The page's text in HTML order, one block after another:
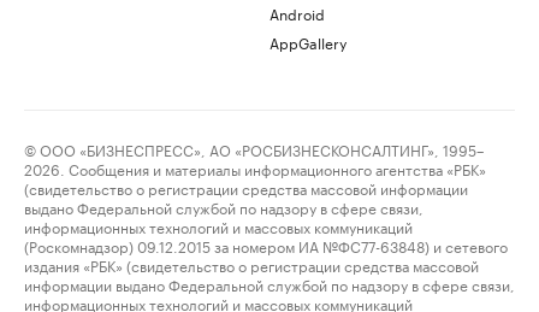
Android
AppGallery
© ООО «БИЗНЕСПРЕСС», АО «РОСБИЗНЕСКОНСАЛТИНГ», 1995–
2026. Сообщения и материалы информационного агентства «РБК»
(свидетельство о регистрации средства массовой информации
выдано Федеральной службой по надзору в сфере связи,
информационных технологий и массовых коммуникаций
(Роскомнадзор) 09.12.2015 за номером ИА №ФС77-63848) и сетевого
издания «РБК» (свидетельство о регистрации средства массовой
информации выдано Федеральной службой по надзору в сфере связи,
информационных технологий и массовых коммуникаций